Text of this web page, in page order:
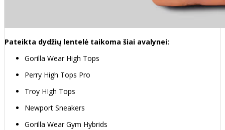
Pateikta dydžių lentelė taikoma šiai avalynei:
Gorilla Wear High Tops
Perry High Tops Pro
Troy HIgh Tops
Newport Sneakers
Gorilla Wear Gym Hybrids